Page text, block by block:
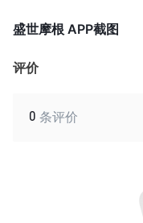
盛世摩根 APP截图
评价
0 条评价